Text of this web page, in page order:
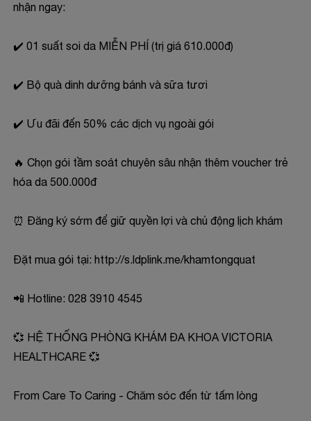
nhận ngay:
✔️ 01 suất soi da MIỄN PHÍ (trị giá 610.000đ)
✔️ Bộ quà dinh dưỡng bánh và sữa tươi
✔️ Ưu đãi đến 50% các dịch vụ ngoài gói
🔥 Chọn gói tầm soát chuyên sâu nhận thêm voucher trẻ
hóa da 500.000đ
⏰ Đăng ký sớm để giữ quyền lợi và chủ động lịch khám
Đặt mua gói tại:http://s.ldplink.me/khamtongquat
📲 Hotline: 028 3910 4545
💞 HỆ THỐNG PHÒNG KHÁM ĐA KHOA VICTORIA
HEALTHCARE 💞
From Care To Caring - Chăm sóc đến từ tấm lòng